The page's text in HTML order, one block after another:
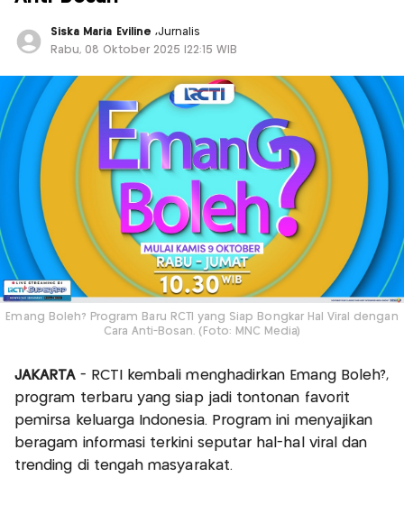
Siska Maria Eviline ,Jurnalis
Rabu, 08 Oktober 2025 |22:15 WIB
Emang Boleh? Program Baru RCTI yang Siap Bongkar Hal Viral dengan
Cara Anti-Bosan. (Foto: MNC Media)
JAKARTA- RCTI kembali menghadirkan Emang Boleh?,
program terbaru yang siap jadi tontonan favorit
pemirsa keluarga Indonesia. Program ini menyajikan
beragam informasi terkini seputar hal-hal viral dan
trending di tengah masyarakat.